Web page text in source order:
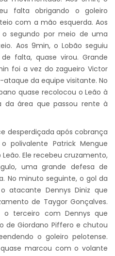
falta obrigando o goleiro
com a mão esquerda. Aos
segundo por meio de uma
Aos 9min, o Lobão seguiu
falta, quase virou. Grande
foi a vez do zagueiro Victor
da equipe visitante. No
quase recolocou o Leão à
área que passou rente à
desperdiçada após cobrança
polivalente Patrick Mengue
Ele recebeu cruzamento,
uma grande defesa de
No minuto seguinte, o gol da
atacante Dennys Diniz que
de Taygor Gonçalves.
terceiro com Dennys que
de Giordano Piffero e chutou
o goleiro pelotense.
marcou com o volante